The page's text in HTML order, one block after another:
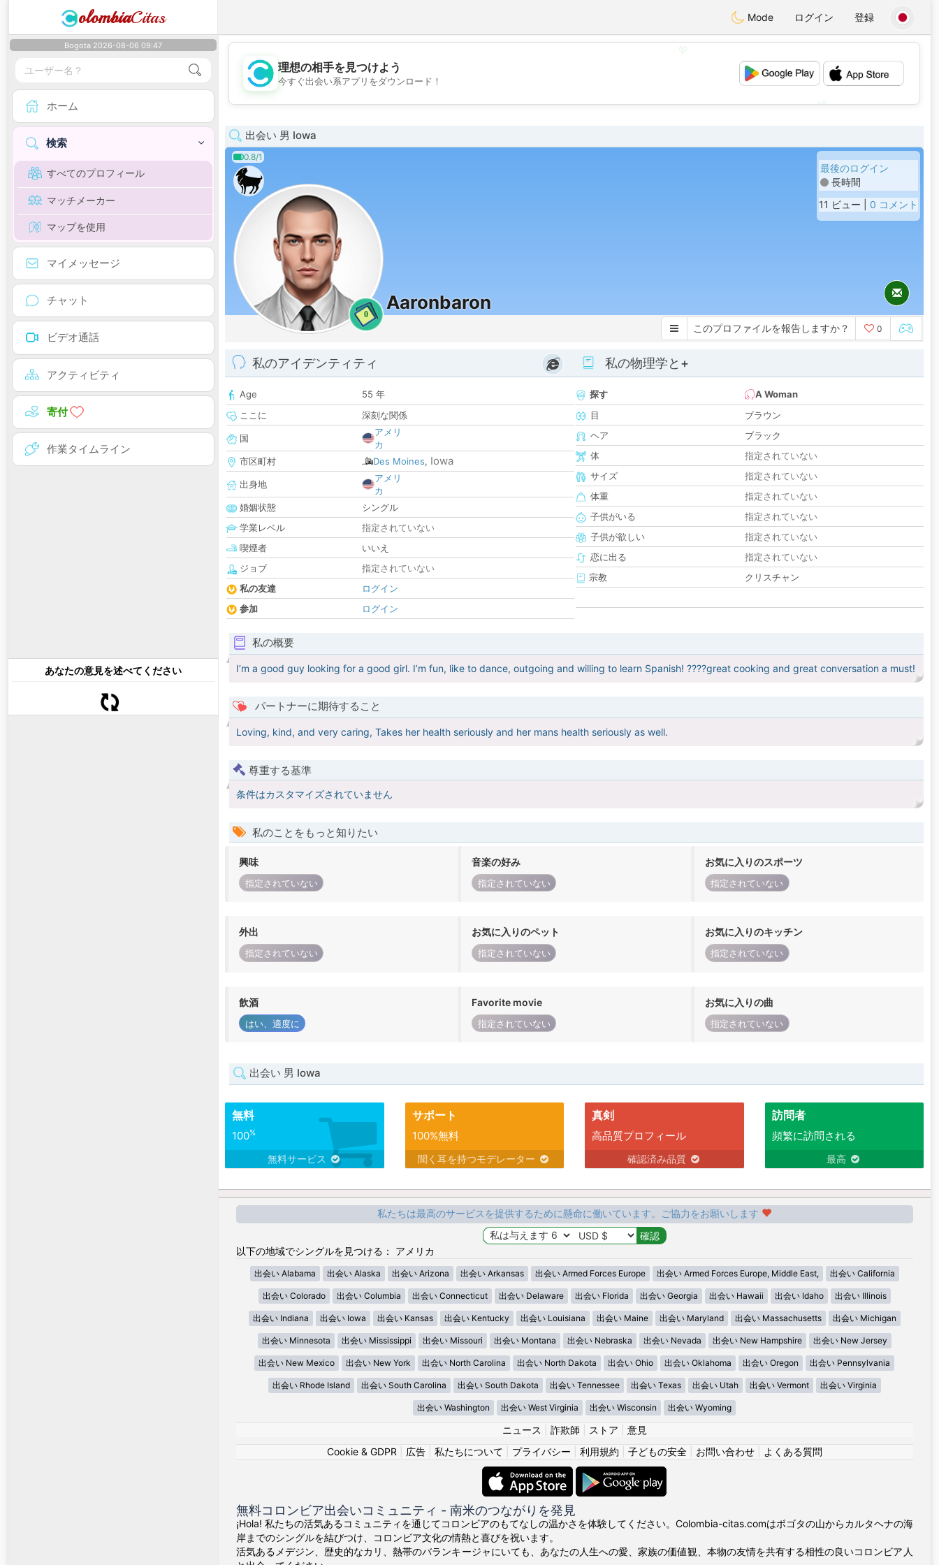
olombiaCitas Mode ログイン 登録
Bogota 2026-08-06 09:47
ホーム
検索
すべてのプロフィール
マッチメーカー
マップを使用
マイメッセージ
チャット
ビデオ通話
アクティビティ
寄付
作業タイムライン
あなたの意見を述べてください
💖
💕
理想の相手を見つけよう
今すぐ出会い系アプリをダウンロード！
出会い 男 Iowa
0.8/1
0
Aaronbaron
最後のログイン
長時間
11 ビュー | 0 コメント
このプロファイルを報告しますか？ 0
私のアイデンティティ
Age
55 年
ここに
深刻な関係
国
アメリ
カ
市区町村
Des Moines, Iowa
出身地
アメリ
カ
婚姻状態
シングル
学業レベル
指定されていない
喫煙者
いいえ
ジョブ
指定されていない
私の友達
ログイン
参加
ログイン
私の物理学と+
探す
A Woman
目
ブラウン
ヘア
ブラック
体
指定されていない
サイズ
指定されていない
体重
指定されていない
子供がいる
指定されていない
子供が欲しい
指定されていない
恋に出る
指定されていない
宗教
クリスチャン
私の概要
I’m a good guy looking for a good girl. I’m fun, like to dance, outgoing and willing to learn Spanish! ????great cooking and great conversation a must!
パートナーに期待すること
Loving, kind, and very caring, Takes her health seriously and her mans health seriously as well.
尊重する基準
条件はカスタマイズされていません
私のことをもっと知りたい
興味
指定されていない
音楽の好み
指定されていない
お気に入りのスポーツ
指定されていない
外出
指定されていない
お気に入りのペット
指定されていない
お気に入りのキッチン
指定されていない
飲酒
はい、適度に
Favorite movie
指定されていない
お気に入りの曲
指定されていない
出会い 男 Iowa
無料
100%
無料サービス
サポート
100%無料
聞く耳を持つモデレーター
真剣
高品質プロフィール
確認済み品質
訪問者
頻繁に訪問される
最高
私たちは最高のサービスを提供するために懸命に働いています。ご協力をお願いします
以下の地域でシングルを見つける： アメリカ
出会い Alabama 出会い Alaska 出会い Arizona 出会い Arkansas 出会い Armed Forces Europe 出会い Armed Forces Europe, Middle East, 出会い California
出会い Colorado 出会い Columbia 出会い Connecticut 出会い Delaware 出会い Florida 出会い Georgia 出会い Hawaii 出会い Idaho 出会い Illinois
出会い Indiana 出会い Iowa 出会い Kansas 出会い Kentucky 出会い Louisiana 出会い Maine 出会い Maryland 出会い Massachusetts 出会い Michigan
出会い Minnesota 出会い Mississippi 出会い Missouri 出会い Montana 出会い Nebraska 出会い Nevada 出会い New Hampshire 出会い New Jersey
出会い New Mexico 出会い New York 出会い North Carolina 出会い North Dakota 出会い Ohio 出会い Oklahoma 出会い Oregon 出会い Pennsylvania
出会い Rhode Island 出会い South Carolina 出会い South Dakota 出会い Tennessee 出会い Texas 出会い Utah 出会い Vermont 出会い Virginia
出会い Washington 出会い West Virginia 出会い Wisconsin 出会い Wyoming
ニュース 詐欺師 ストア
意見
Cookie & GDPR
広告| 私たちについて プライバシー 利用規約 子どもの安全| お問い合わせ| よくある質問
無料コロンビア出会いコミュニティ - 南米のつながりを発見
¡Hola! 私たちの活気あるコミュニティを通じてコロンビアのもてなしの温かさを体験してください。Colombia-citas.comはボゴタの山からカルタヘナの海
岸までのシングルを結びつけ、コロンビア文化の情熱と喜びを祝います。
活気あるメデジン、歴史的なカリ、熱帯のバランキージャにいても、あなたの人生への愛、家族の価値観、本物の友情を共有する相性の良いコロンビア人